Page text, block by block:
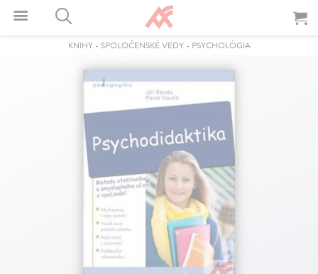
KNIHY- SPOLOČENSKÉ VEDY- PSYCHOLÓGIA